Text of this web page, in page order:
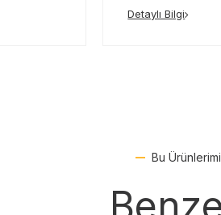
Detaylı Bilgi
Bu